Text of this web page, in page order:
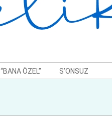
“BANA ÖZEL” S’ONSUZ